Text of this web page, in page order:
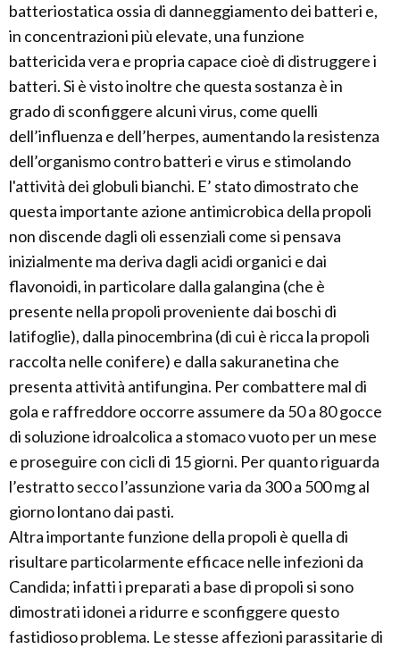
batteriostatica ossia di danneggiamento dei batteri e,
in concentrazioni più elevate, una funzione
battericida vera e propria capace cioè di distruggere i
batteri. Si è visto inoltre che questa sostanza è in
grado di sconfiggere alcuni virus, come quelli
dell’influenza e dell’herpes, aumentando la resistenza
dell’organismo contro batteri e virus e stimolando
l'attività dei globuli bianchi. E’ stato dimostrato che
questa importante azione antimicrobica della propoli
non discende dagli oli essenziali come si pensava
inizialmente ma deriva dagli acidi organici e dai
flavonoidi, in particolare dalla galangina (che è
presente nella propoli proveniente dai boschi di
latifoglie), dalla pinocembrina (di cui è ricca la propoli
raccolta nelle conifere) e dalla sakuranetina che
presenta attività antifungina. Per combattere mal di
gola e raffreddore occorre assumere da 50 a 80 gocce
di soluzione idroalcolica a stomaco vuoto per un mese
e proseguire con cicli di 15 giorni. Per quanto riguarda
l’estratto secco l’assunzione varia da 300 a 500 mg al
giorno lontano dai pasti.
Altra importante funzione della propoli è quella di
risultare particolarmente efficace nelle infezioni da
Candida; infatti i preparati a base di propoli si sono
dimostrati idonei a ridurre e sconfiggere questo
fastidioso problema. Le stesse affezioni parassitarie di